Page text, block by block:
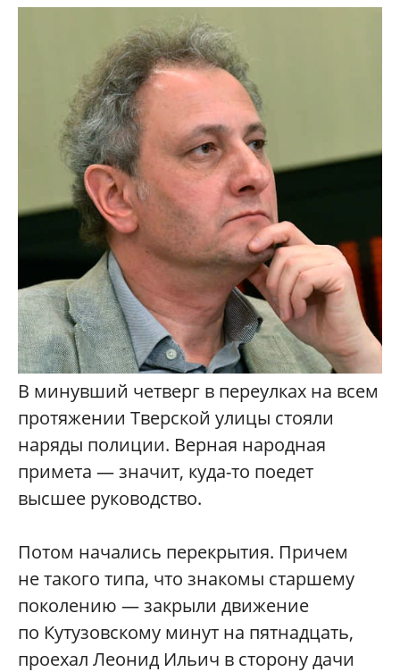
В минувший четверг в переулках на всем
протяжении Тверской улицы стояли
наряды полиции. Верная народная
примета — значит, куда-то поедет
высшее руководство.
Потом начались перекрытия. Причем
не такого типа, что знакомы старшему
поколению — закрыли движение
по Кутузовскому минут на пятнадцать,
проехал Леонид Ильич в сторону дачи